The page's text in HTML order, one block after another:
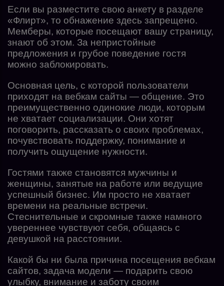
Если вы разместите свою анкету в разделе
«Флирт», то обнажение здесь запрещено.
Мемберы, которые посещают вашу страницу,
знают об этом. За непристойные
предложения и грубое поведение гостя
можно заблокировать.
Основная цель, с которой пользователи
приходят на вебкам сайты — общение. Это
преимущественно одинокие люди, которым
не хватает социализации. Они хотят
поговорить, рассказать о своих проблемах,
почувствовать поддержку, понимание и
получить ощущение нужности.
Гостями также становятся мужчины и
женщины, занятые на работе или ведущие
успешный бизнес. Им просто не хватает
времени на реальные встречи.
Стеснительные и скромные также намного
увереннее чувствуют себя, общаясь с
девушкой на расстоянии.
Какой бы ни была причина посещения вебкам
сайтов, задача модели — подарить свою
улыбку, внимание и заботу своим